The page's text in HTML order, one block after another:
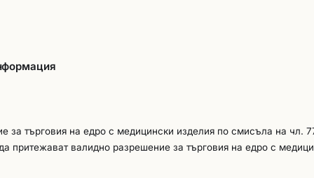
за търговия на едро с медицински изделия по смисъла на чл.
притежават валидно разрешение за търговия на едро с
изделия (ЗМИ), освен в случаите по чл. 77, ал.2 от ЗМИ, в които